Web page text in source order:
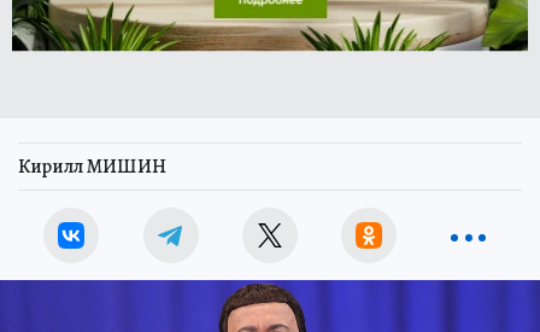
Кирилл МИШИН